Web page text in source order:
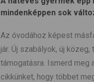
mindenképpen sok
Az óvodához képest
jár. Új szabályok, új
támogatásra. Ismerd
cikkünket, hogy többet